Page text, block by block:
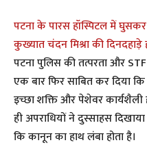
पटना के पारस हॉस्पिटल में
कुख्यात चंदन मिश्रा की
पटना पुलिस की तत्परता और
एक बार फिर साबित कर दिया
इच्छा शक्ति और पेशेवर कार्यशैली
ही अपराधियों ने दुस्साहस
कि कानून का हाथ लंबा होता है।